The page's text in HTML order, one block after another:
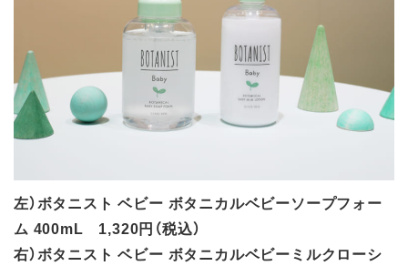
左）ボタニスト ベビー ボタニカルベビーソープフォー
ム 400mL 1,320円（税込）
右）ボタニスト ベビー ボタニカルベビーミルクローシ